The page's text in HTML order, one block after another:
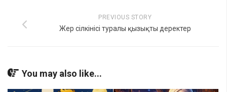
PREVIOUS STORY
Жер сілкінісі туралы қызықты деректер
You may also like...